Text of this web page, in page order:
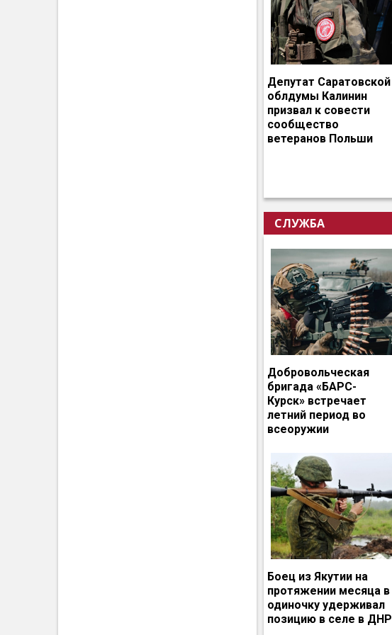
Депутат Саратовской
облдумы Калинин
призвал к совести
сообщество
ветеранов Польши
СЛУЖБА
Добровольческая
бригада «БАРС-
Курск» встречает
летний период во
всеоружии
Боец из Якутии на
протяжении месяца в
одиночку удерживал
позицию в селе в ДНР